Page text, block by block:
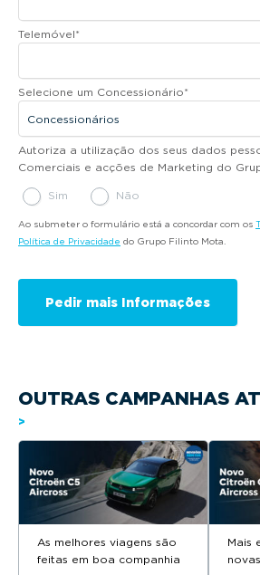
Telemóvel*
Selecione um Concessionário*
Autoriza a utilização dos seus dados
Comerciais e acções de Marketing do
Sim Não
Ao submeter o formulário está a concordar com os
Política de Privacidade do Grupo Filinto Mota.
OUTRAS CAMPANHAS
>
As melhores viagens são
feitas em boa companhia
Mais